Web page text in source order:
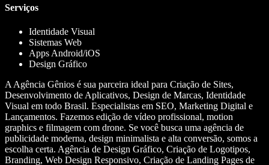
Serviços
Identidade Visual
Sistemas Web
Apps Android/iOS
Design Gráfico
A Agência Gênios é sua parceira ideal para Criação de Sites,
Desenvolvimento de Aplicativos, Design de Marcas, Identidade
Visual em todo Brasil. Especialistas em SEO, Marketing Digital e
Lançamentos. Fazemos edição de vídeo profissional, motion
graphics e filmagem com drone. Se você busca uma agência de
publicidade moderna, design minimalista e alta conversão, somos a
escolha certa. Agência de Design Gráfico, Criação de Logotipos,
Branding, Web Design Responsivo, Criação de Landing Pages de